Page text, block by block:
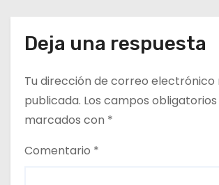
a
d
a
s
Deja una respuesta
Tu dirección de correo electrónico
publicada. Los campos
marcados con *
Comentario *